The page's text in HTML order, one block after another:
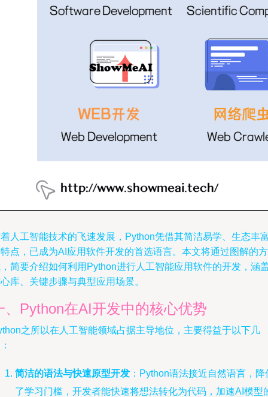
人工智能技术的飞速发展，Python凭借其简洁易学、生态丰
点，已成为AI应用软件开发的首选语言。本文将通过图解的方
简要介绍如何利用Python进行人工智能应用软件的开发，涵
库、关键步骤与典型应用场景。
、Python在AI开发中的核心优势
之所以在人工智能领域占据主导地位，主要得益于以下几
简洁的语法与快速原型开发 ：Python语法接近自然语言，降
了学习门槛，开发者能快速将想法转化为代码，加速AI模型